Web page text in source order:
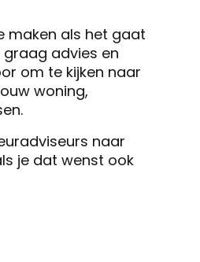
maken als het gaat
graag advies en
om te kijken naar
woning,
naar
je dat wenst ook